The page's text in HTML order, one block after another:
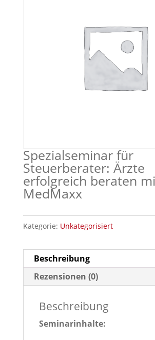
Spezialseminar für
Steuerberater: Ärzte
erfolgreich beraten
MedMaxx
Kategorie: Unkategorisiert
Beschreibung
Rezensionen (0)
Beschreibung
Seminarinhalte: